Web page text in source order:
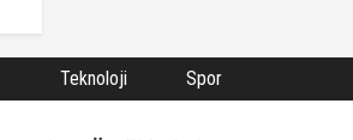
Teknoloji Spor